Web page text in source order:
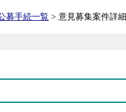
募手続一覧 > 意見募集案件詳細